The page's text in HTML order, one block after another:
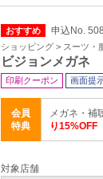
おすすめ 申込No.
ショッピング > スーツ・
ビジョンメガネ
印刷クーポン 画面提
会員
特典
メガネ・補
り15%OFF
対象店舗